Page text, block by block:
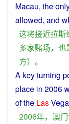
Macau, the
allowed, and
这将接近拉斯
多家赌场， 也
方）。
A keyturning
place in 2006
of the Las
2006年， 澳门